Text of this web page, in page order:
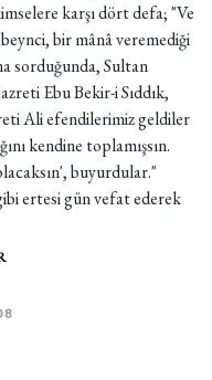
karşı dört defa; "Ve
bir mânâ veremediği
sorduğunda, Sultan
Ebu Bekir-i Sıddık,
Ali efendilerimiz geldiler
kendine toplamışsın.
buyurdular."
ertesi gün vefat ederek